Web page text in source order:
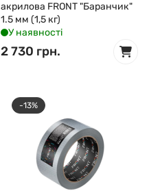
акрилова FRONT "Баранчик"
1.5 мм (1,5 кг)
У наявності
2 730 грн.
-13%